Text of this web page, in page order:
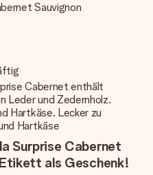
Sauvignon
Cabernet enthält
Leder und Zedernholz.
Hartkäse. Lecker zu
Hartkäse
Surprise Cabernet
als Geschenk!